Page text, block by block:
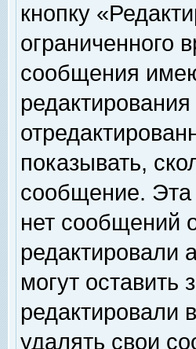
кнопку
ограниченного
сообщения
показывать,
сообщение. Эта
нет сообщений
редактировали
могут оставить
редактировали
удалять свои